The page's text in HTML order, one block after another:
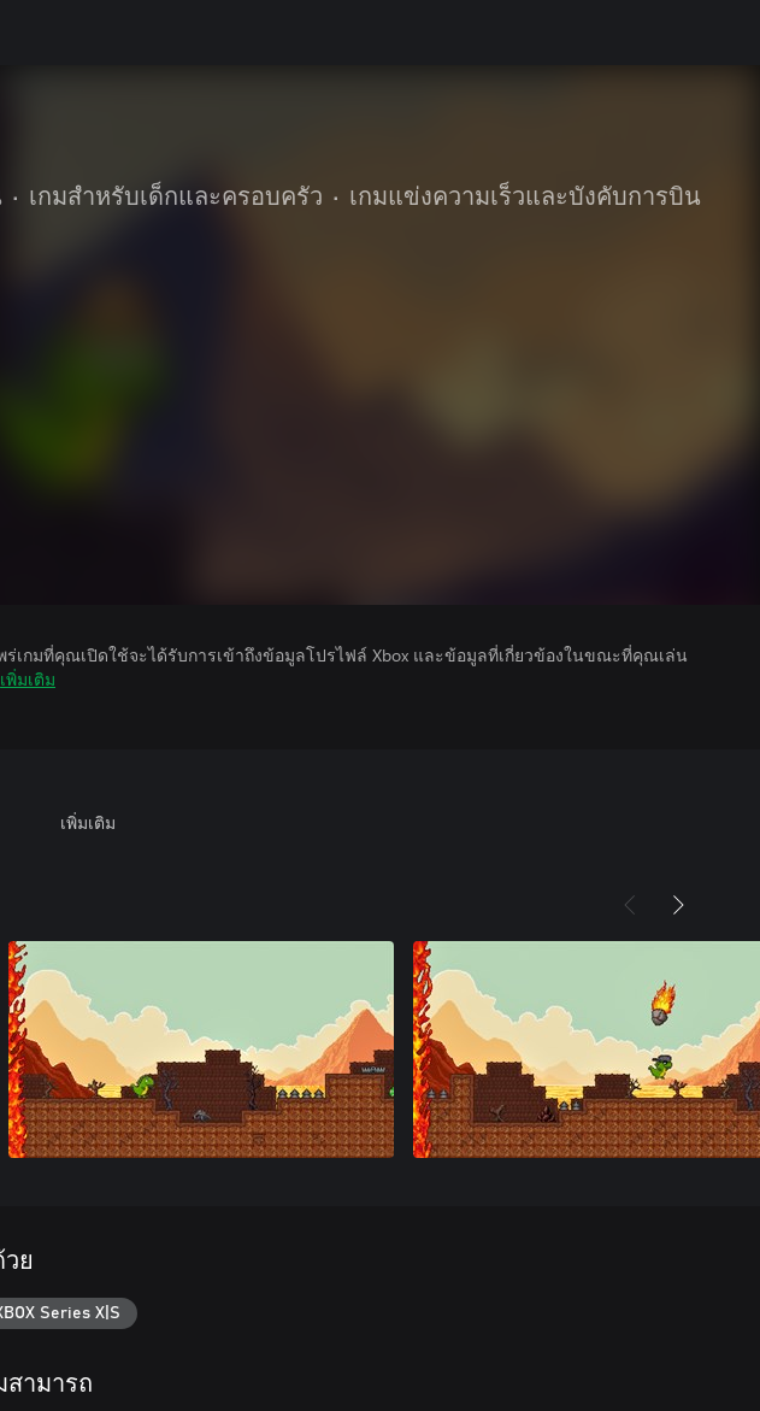
• เกมสำหรับเด็กและครอบครัว • เกมแข่งความเร็วและบังคับการบิน
ร่เกมที่คุณเปิดใช้จะได้รับการเข้าถึงข้อมูลโปรไฟล์ Xbox และข้อมูลที่เกี่ยวข้องในขณะที่คุณเล่น
พิ่มเติม
เพิ่มเติม
วย
Series X|S
สามารถ